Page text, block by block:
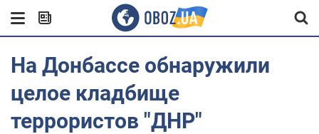
На Донбассе обнаружили
целое кладбище
террористов "ДНР"